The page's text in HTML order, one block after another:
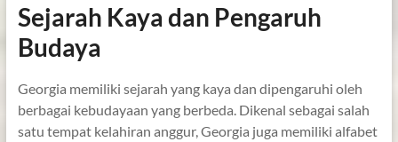
Sejarah Kaya dan Pengaruh
Budaya
Georgia memiliki sejarah yang kaya dan dipengaruhi oleh
berbagai kebudayaan yang berbeda. Dikenal sebagai salah
satu tempat kelahiran anggur, Georgia juga memiliki alfabet